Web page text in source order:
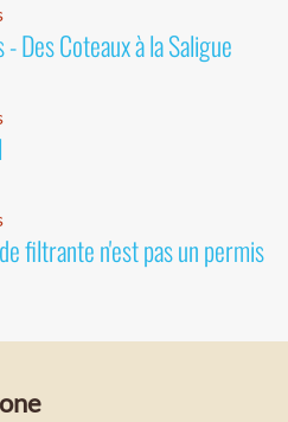
Des Coteaux à la Saligue
filtrante n'est pas un permis